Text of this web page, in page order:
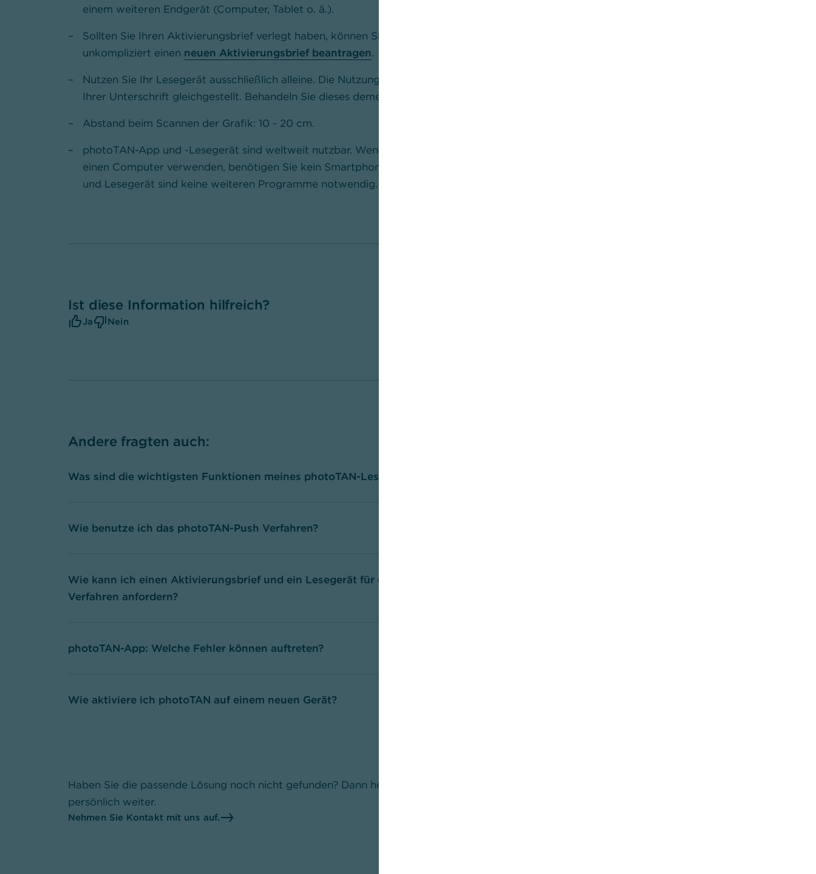
einem weiteren Endgerät (Computer, Tablet o. ä.).
Sollten Sie Ihren Aktivierungsbrief verlegt haben, können Sie jederzeit schnell und
unkompliziert einen neuen Aktivierungsbrief beantragen.
Nutzen Sie Ihr Lesegerät ausschließlich alleine. Die Nutzung Ihres Lesegerätes ist
Ihrer Unterschrift gleichgestellt. Behandeln Sie dieses dementsprechend vertraulich.
Abstand beim Scannen der Grafik: 10 - 20 cm.
photoTAN-App und -Lesegerät sind weltweit nutzbar. Wenn Sie ein Lesegerät und
einen Computer verwenden, benötigen Sie kein Smartphone / Tablet. Neben App
und Lesegerät sind keine weiteren Programme notwendig.
Ist diese Information hilfreich?
Ja Nein
Andere fragten auch:
Was sind die wichtigsten Funktionen meines photoTAN-Lesegerätes?
Wie benutze ich das photoTAN-Push Verfahren?
Wie kann ich einen Aktivierungsbrief und ein Lesegerät für das photoTAN-
Verfahren anfordern?
photoTAN-App: Welche Fehler können auftreten?
Wie aktiviere ich photoTAN auf einem neuen Gerät?
Haben Sie die passende Lösung noch nicht gefunden? Dann helfen wir Ihnen gerne
persönlich weiter.
Nehmen Sie Kontakt mit uns auf.